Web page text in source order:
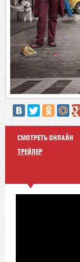
СМОТРЕТЬ ОНЛАЙН
ТРЕЙЛЕР